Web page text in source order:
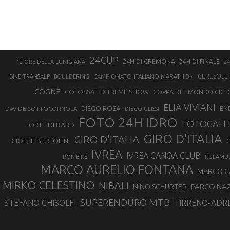
12 ORE DELLA LUNIGIANA 24CUP 24H DI CREMONA 24H DI FINALE
BIKE TRANSALP BOULDERING CAMPIONATO ITALIANO MARATHON CERESOLE
COGNE COLOSSAL EXTREME SHOW COPPA DEL MONDO
DAVIDE SOTTOCORNOLA DIEGO ROSA DIEGO ULISSI ELIA VIVIANI
FORTE DI BARD FOTO 24H IDRO
GIOELE BERTOLINI GIRO D'ITALIA GIRO D’ITALIA
IRON BIKE IVREA IVREA CANOA CLUB
MARCO AURELIO FONTANA MARCO
MIRKO CELESTINO NIBALI NINO SCHURTER PARCO
STEFANO GHISOLFI SUPERENDURO MTB TIRRENO-